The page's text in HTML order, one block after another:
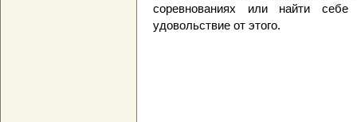
соревнованиях или найти
удовольствие от этого.